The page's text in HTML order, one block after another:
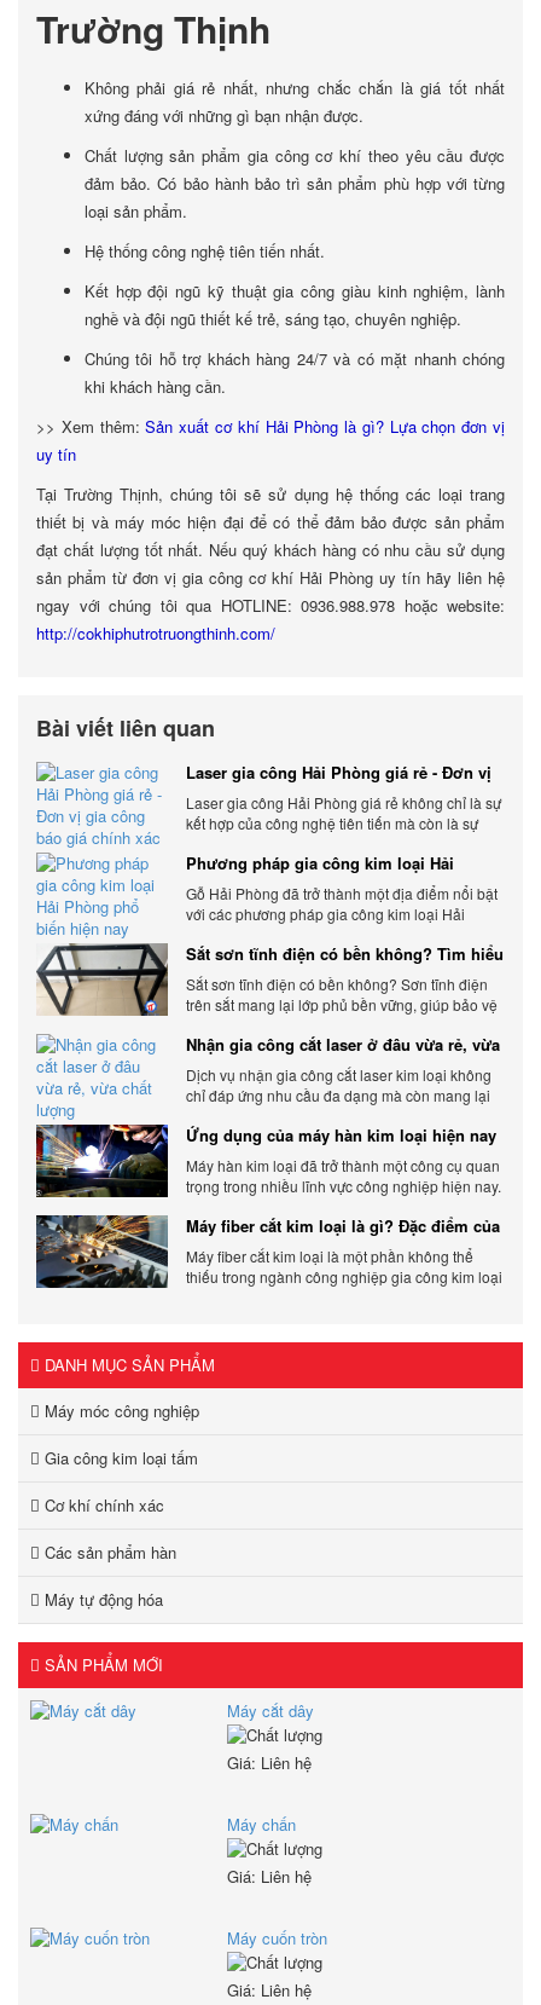
Trường Thịnh
Không phải giá rẻ nhất, nhưng chắc chắn là giá tốt nhất
xứng đáng với những gì bạn nhận được.
Chất lượng sản phẩm gia công cơ khí theo yêu cầu được
đảm bảo. Có bảo hành bảo trì sản phẩm phù hợp với từng
loại sản phẩm.
Hệ thống công nghệ tiên tiến nhất.
Kết hợp đội ngũ kỹ thuật gia công giàu kinh nghiệm, lành
nghề và đội ngũ thiết kế trẻ, sáng tạo, chuyên nghiệp.
Chúng tôi hỗ trợ khách hàng 24/7 và có mặt nhanh chóng
khi khách hàng cần.
>> Xem thêm:Sản xuất cơ khí Hải Phòng là gì? Lựa chọn đơn vị
uy tín
Tại Trường Thịnh, chúng tôi sẽ sử dụng hệ thống các loại trang
thiết bị và máy móc hiện đại để có thể đảm bảo được sản phẩm
đạt chất lượng tốt nhất. Nếu quý khách hàng có nhu cầu sử dụng
sản phẩm từ đơn vị gia công cơ khí Hải Phòng uy tín hãy liên hệ
ngay với chúng tôi qua HOTLINE: 0936.988.978 hoặc website:
http://cokhiphutrotruongthinh.com/
Bài viết liên quan
Laser gia công Hải Phòng giá rẻ - Đơn vị
gia công báo giá chính xác
Laser gia công Hải Phòng giá rẻ không chỉ là sự
kết hợp của công nghệ tiên tiến mà còn là sự
khách hàng. Xem ngay nhé.
Phương pháp gia công kim loại Hải
Phòng phổ biến hiện nay
Gỗ Hải Phòng đã trở thành một địa điểm nổi bật
với các phương pháp gia công kim loại Hải
Sắt sơn tĩnh điện có bền không? Tìm hiểu
chi tiết
Sắt sơn tĩnh điện có bền không? Sơn tĩnh điện
trên sắt mang lại lớp phủ bền vững, giúp bảo vệ
động bên ngoài.
Nhận gia công cắt laser ở đâu vừa rẻ, vừa
chất lượng
Dịch vụ nhận gia công cắt laser kim loại không
chỉ đáp ứng nhu cầu đa dạng mà còn mang lại
Ứng dụng của máy hàn kim loại hiện nay
Máy hàn kim loại đã trở thành một công cụ quan
trọng trong nhiều lĩnh vực công nghiệp hiện nay.
Máy fiber cắt kim loại là gì? Đặc điểm của
máy fiber
Máy fiber cắt kim loại là một phần không thể
thiếu trong ngành công nghiệp gia công kim loại
DANH MỤC SẢN PHẨM
Máy móc công nghiệp
Gia công kim loại tấm
Cơ khí chính xác
Các sản phẩm hàn
Máy tự động hóa
SẢN PHẨM MỚI
Máy cắt dây
Giá: Liên hệ
Máy chấn
Giá: Liên hệ
Máy cuốn tròn
Giá: Liên hệ